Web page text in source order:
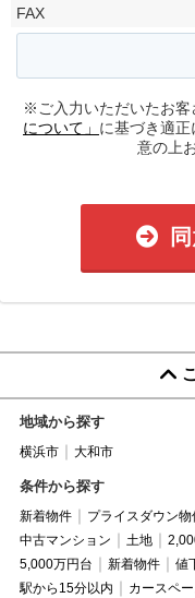
FAX
※ご入力いただいたお客
について」 に基づき適
意の上
地域から探す
横浜市 大和市
条件から探す
新着物件 プライスダウン物
中古マンション
土地
5,000万円台
新着物件 値
駅から15分以内
カースペ